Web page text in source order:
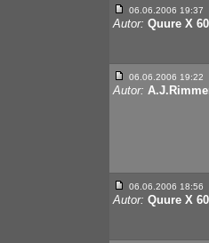
06.06.2006 19:37
Autor: Quure X
06.06.2006 19:22
Autor:
06.06.2006 18:56
Autor: Quure X